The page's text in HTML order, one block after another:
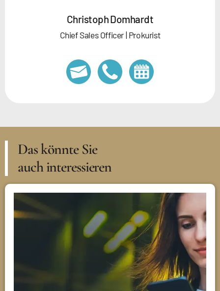
Christoph Domhardt
Chief Sales Officer | Prokurist
Das könnte Sie
auch interessieren